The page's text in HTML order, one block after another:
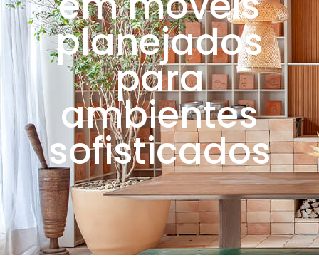
planejados
para
ambientes
sofisticados